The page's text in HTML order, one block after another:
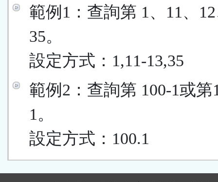
範例1：查詢第 1、11、
35。
設定方式：1,11-13,35
範例2：查詢第 100-1或第
1。
設定方式：100.1